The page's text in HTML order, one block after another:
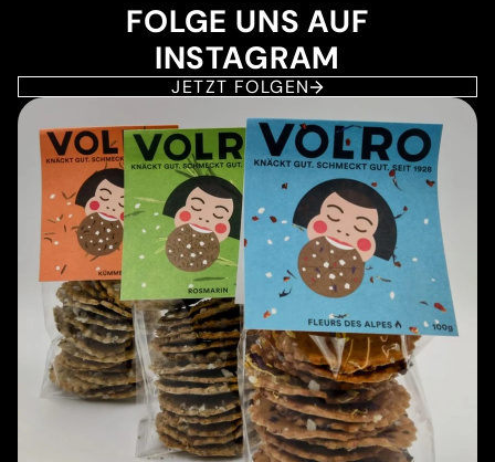
FOLGE UNS AUF
INSTAGRAM
JETZT FOLGEN